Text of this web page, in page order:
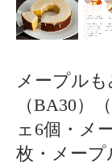
メープル
（BA30）
ェ6個・メ
枚・メー